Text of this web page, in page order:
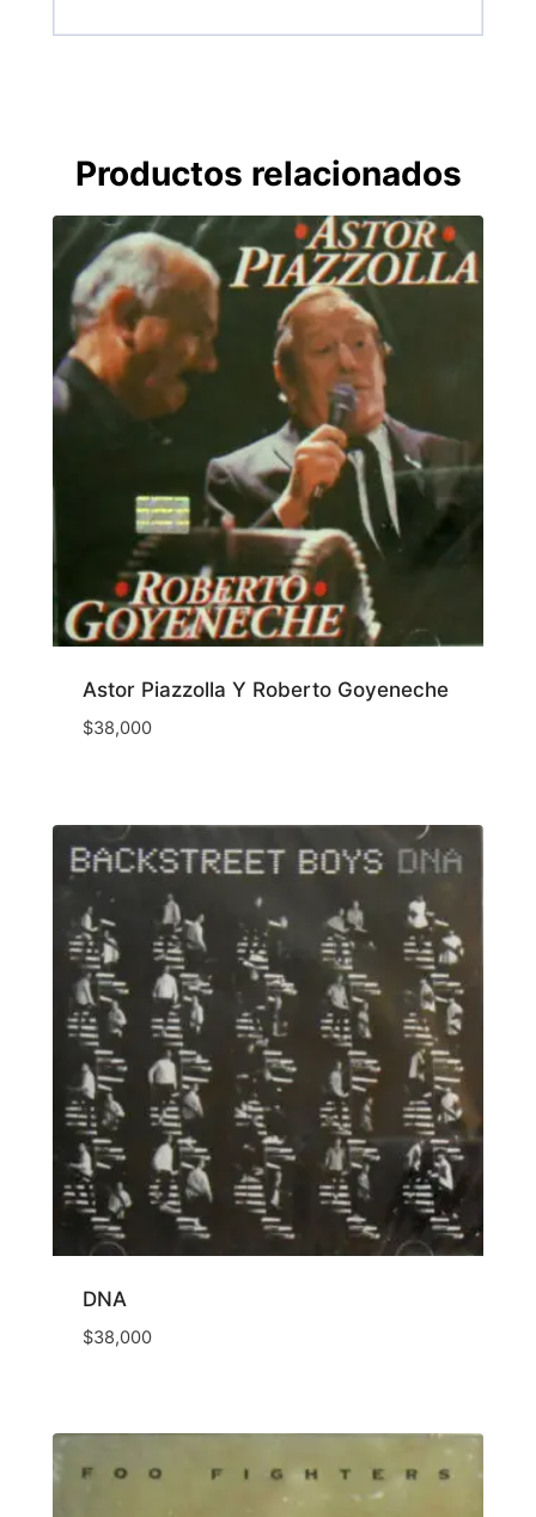
Productos relacionados
Astor Piazzolla Y Roberto Goyeneche
$38,000
DNA
$38,000